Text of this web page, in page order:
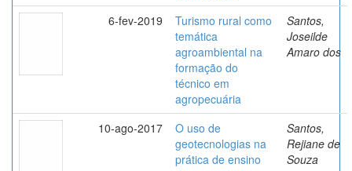
6-fev-2019
Turismo rural como
temática
agroambiental na
formação do
técnico em
agropecuária
Santos,
Joseilde
Amaro dos
10-ago-2017
O uso de
geotecnologias na
prática de ensino
Santos,
Rejiane de
Souza